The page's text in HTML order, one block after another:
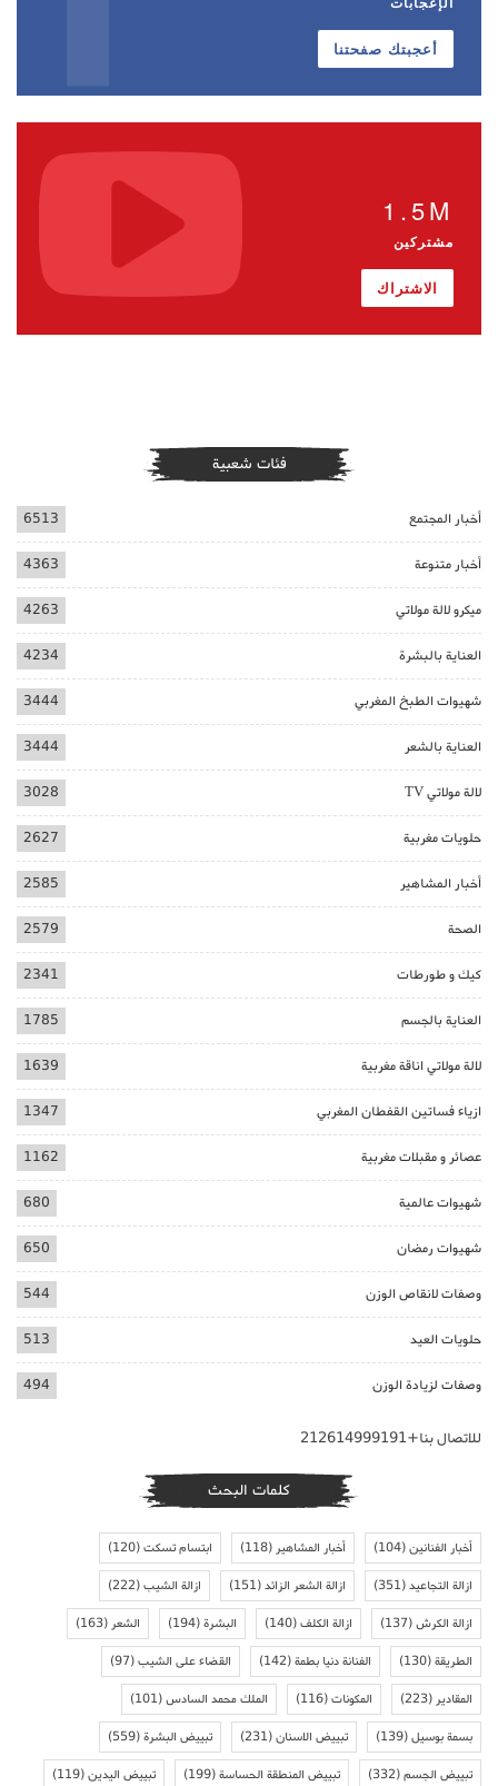
أعجبتك صفحتنا
1.5M
مشتركين
الاشتراك
فئات شعبية
أخبار المجتمع 6513
أخبار متنوعة 4363
ميكرو لالة مولاتي 4263
العناية بالبشرة 4234
شهيوات الطبخ المغربي 3444
العناية بالشعر 3444
لالة مولاتي TV 3028
حلويات مغربية 2627
أخبار المشاهير 2585
الصحة 2579
كيك و طورطات 2341
العناية بالجسم 1785
لالة مولاتي اناقة مغربية 1639
ازياء فساتين القفطان المغربي 1347
عصائر و مقبلات مغربية 1162
شهيوات عالمية 680
شهيوات رمضان 650
وصفات لانقاص الوزن 544
حلويات العيد 513
وصفات لزيادة الوزن 494
للاتصال بنا+212614999191
كلمات البحث
أخبار الفنانين(104) أخبار المشاهير(118) ابتسام تسكت(120)
ازالة التجاعيد(351) ازالة الشعر الزائد(151) ازالة الشيب(222)
ازالة الكرش(137) ازالة الكلف(140) البشرة(194) الشعر(163)
الطريقة(130) الفنانة دنيا بطمة(142) القضاء على الشيب(97)
المقادير(223) المكونات(116) الملك محمد السادس(101)
بسمة بوسيل(139) تبييض الاسنان(231) تبييض البشرة(559)
تبييض الجسم(332) تبييض المنطقة الحساسة(199) تبييض اليدين(119)